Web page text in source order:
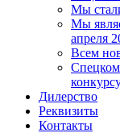
Мы
Мы
апреля
Всем
Дилерство
Реквизиты
Контакты